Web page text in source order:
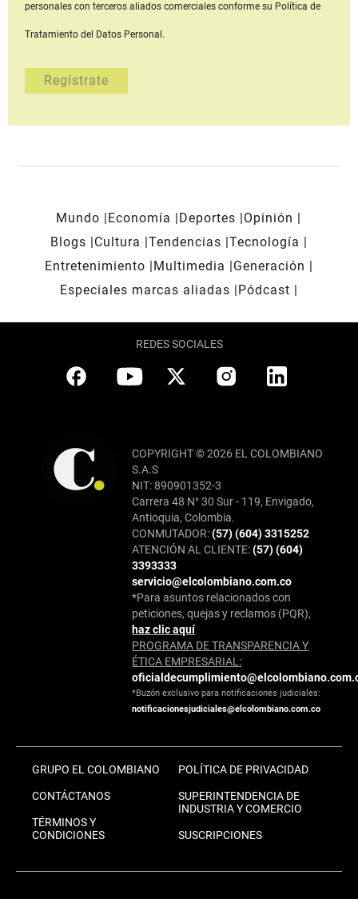
personales con terceros aliados comerciales conforme su Política de
Tratamiento del Datos Personal.
Mundo Economía Deportes
Opinión
Blogs
Cultura Tendencias Tecnología
Entretenimiento
Multimedia
Generación
Especiales marcas aliadas
Pódcast
REDES SOCIALES
COPYRIGHT © 2026 EL COLOMBIANO
S.A.S
NIT: 890901352-3
Carrera 48 N° 30 Sur - 119, Envigado,
Antioquia, Colombia.
CONMUTADOR:(57) (604) 3315252
ATENCIÓN AL CLIENTE:(57) (604)
3393333
servicio@elcolombiano.com.co
*Para asuntos relacionados con
peticiones, quejas y reclamos (PQR),
haz clic aquí
PROGRAMA DE TRANSPARENCIA Y
ÉTICA EMPRESARIAL:
*Buzón exclusivo para notificaciones judiciales:
notificacionesjudiciales@elcolombiano.com.co
GRUPO EL COLOMBIANO
CONTÁCTANOS
TÉRMINOS Y
CONDICIONES
POLÍTICA DE PRIVACIDAD
SUPERINTENDENCIA DE
INDUSTRIA Y COMERCIO
SUSCRIPCIONES